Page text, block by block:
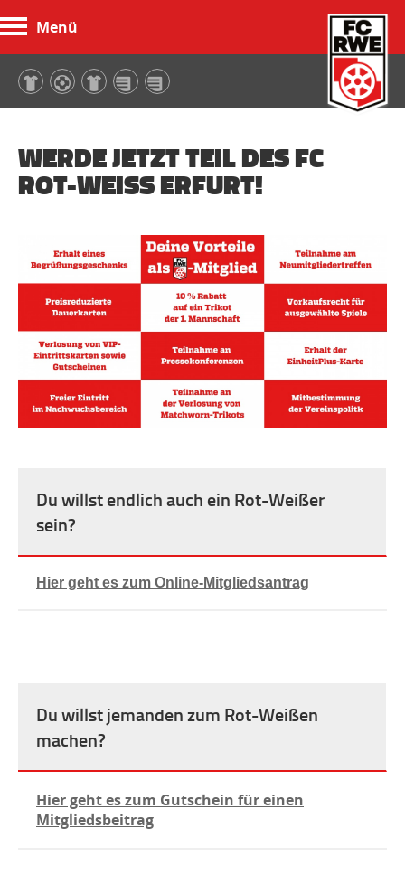
Menü
WERDE JETZT TEIL DES FC
ROT-WEISS ERFURT!
Du willst endlich auch ein Rot-Weißer
sein?
Hier geht es zum Online-Mitgliedsantrag
Du willst jemanden zum Rot-Weißen
machen?
Hier geht es zum Gutschein für einen
Mitgliedsbeitrag